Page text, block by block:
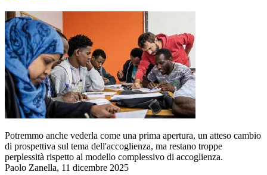
Potremmo anche vederla come una prima apertura, un atteso cambio
di prospettiva sul tema dell'accoglienza, ma restano troppe
perplessità rispetto al modello complessivo di accoglienza.
Paolo Zanella, 11 dicembre 2025